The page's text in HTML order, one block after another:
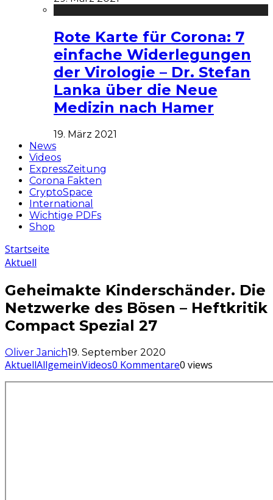
Rote Karte für Corona: 7
einfache Widerlegungen
der Virologie – Dr. Stefan
Lanka über die Neue
Medizin nach Hamer
19. März 2021
News
Videos
ExpressZeitung
Corona Fakten
CryptoSpace
International
Wichtige PDFs
Shop
Startseite
Aktuell
Geheimakte Kinderschänder. Die
Netzwerke des Bösen – Heftkritik
Compact Spezial 27
Oliver Janich19. September 2020
AktuellAllgemeinVideos0 Kommentare0 views